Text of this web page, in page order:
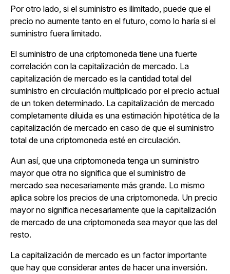
Por otro lado, si el suministro es ilimitado, puede que el
precio no aumente tanto en el futuro, como lo haría si el
suministro fuera limitado.
El suministro de una criptomoneda tiene una fuerte
correlación con la capitalización de mercado. La
capitalización de mercado es la cantidad total del
suministro en circulación multiplicado por el precio actual
de un token determinado. La capitalización de mercado
completamente diluida es una estimación hipotética de la
capitalización de mercado en caso de que el suministro
total de una criptomoneda esté en circulación.
Aun así, que una criptomoneda tenga un suministro
mayor que otra no significa que el suministro de
mercado sea necesariamente más grande. Lo mismo
aplica sobre los precios de una criptomoneda. Un precio
mayor no significa necesariamente que la capitalización
de mercado de una criptomoneda sea mayor que las del
resto.
La capitalización de mercado es un factor importante
que hay que considerar antes de hacer una inversión.